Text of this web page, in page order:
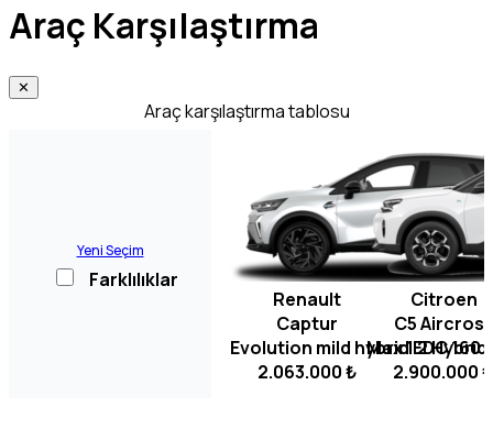
Araç Karşılaştırma
✕
Araç karşılaştırma tablosu
Yeni Seçim
Farklılıklar
Renault
Captur
Evolution mild hybrid EDC 160
2.063.000 ₺
Citroen
C5 Aircross
Max 1.2
2.900.000 ₺